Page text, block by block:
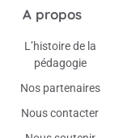
A propos
L’histoire de la
pédagogie
Nos partenaires
Nous contacter